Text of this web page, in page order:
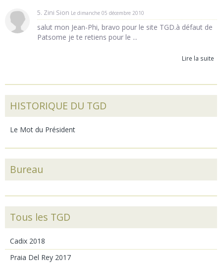
5. Zini Sion Le dimanche 05 décembre 2010
salut mon Jean-Phi, bravo pour le site TGD.à défaut de
Patsome je te retiens pour le ...
Lire la suite
HISTORIQUE DU TGD
Le Mot du Président
Bureau
Tous les TGD
Cadix 2018
Praia Del Rey 2017